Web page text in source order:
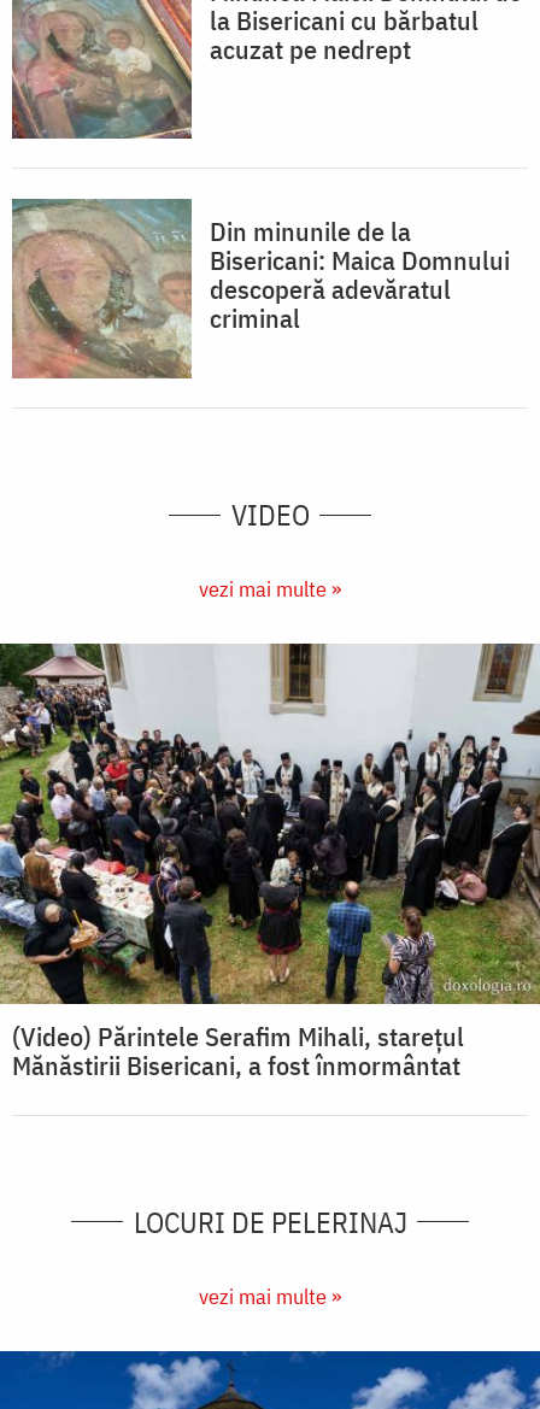
la Bisericani cu bărbatul
acuzat pe nedrept
Din minunile de la
Bisericani: Maica Domnului
descoperă adevăratul
criminal
VIDEO
vezi mai multe »
(Video) Părintele Serafim Mihali, starețul
Mănăstirii Bisericani, a fost înmormântat
LOCURI DE PELERINAJ
vezi mai multe »